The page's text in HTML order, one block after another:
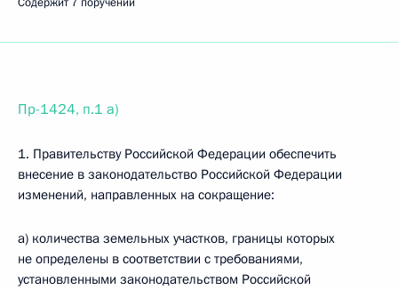
Пр-1424, п.1 а)
1. Правительству Российской Федерации обеспечить
внесение в законодательство Российской Федерации
изменений, направленных на сокращение:
а) количества земельных участков, границы которых
не определены в соответствии с требованиями,
установленными законодательством Российской